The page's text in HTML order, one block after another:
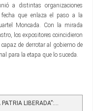
a distintas organizaciones
que enlaza el paso a la
Moncada. Con la mirada
los expositores coincidieron
de derrotar al gobierno de
para la etapa que lo suceda.
LIBERADA”:...